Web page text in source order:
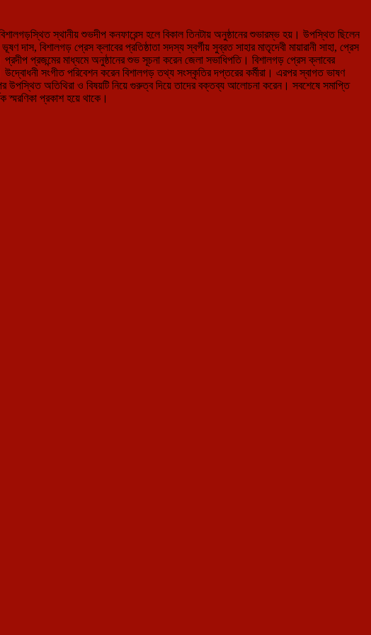
স্থানীয় শুভদীপ কনফারেন্স হলে বিকাল তিনটায় অনুষ্ঠানের শুভারম্ভ হয়। উপস্থিত ছিলেন
বিশালগড় প্রেস ক্লাবের প্রতিষ্ঠাতা সদস্য স্বর্গীয় সুব্রত সাহার মাতৃদেবী মায়ারানী সাহা, প্রেস
প্রজন্মের মাধ্যমে অনুষ্ঠানের শুভ সূচনা করেন জেলা সভাধিপতি। বিশালগড় প্রেস ক্লাবের
উদ্বোধনী সংগীত পরিবেশন করেন বিশালগড় তথ্য সংস্কৃতির দপ্তরের কর্মীরা। এরপর স্বাগত ভাষণ
উপস্থিত অতিথিরা ও বিষয়টি নিয়ে গুরুত্ব দিয়ে তাদের বক্তব্য আলোচনা করেন। সবশেষে সমাপ্তি
স্মরণিকা প্রকাশ হয়ে থাকে।